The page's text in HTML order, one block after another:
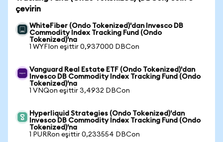
çevirin
WhiteFiber (Ondo Tokenized)'dan Invesco DB
Commodity Index Tracking Fund (Ondo
Tokenized)'na
1 WYFIon eşittir 0,937000 DBCon
Vanguard Real Estate ETF (Ondo Tokenized)'dan
Invesco DB Commodity Index Tracking Fund (Ondo
Tokenized)'na
1 VNQon eşittir 3,4932 DBCon
Hyperliquid Strategies (Ondo Tokenized)'dan
Invesco DB Commodity Index Tracking Fund (Ondo
Tokenized)'na
1 PURRon eşittir 0,233554 DBCon